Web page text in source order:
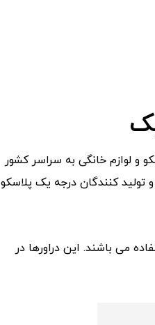
و لوازم خانگی به سراسر کشور
تولید کنندگان درجه یک پلاسکو
می باشند. این دراورها در